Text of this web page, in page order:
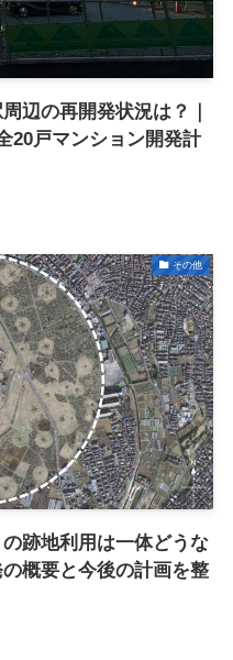
辺の再開発状況は？｜
20戸マンション開発計
その他
跡地利用は一体どうな
概要と今後の計画を整